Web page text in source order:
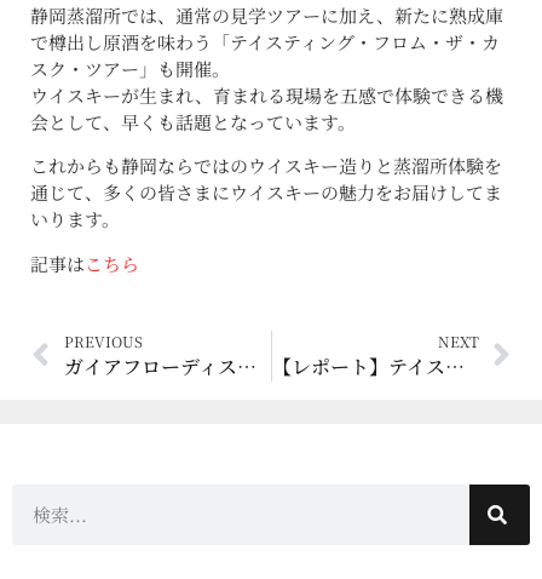
静岡蒸溜所では、通常の見学ツアーに加え、新たに熟成庫
で樽出し原酒を味わう「テイスティング・フロム・ザ・カ
スク・ツアー」も開催。
ウイスキーが生まれ、育まれる現場を五感で体験できる機
会として、早くも話題となっています。
これからも静岡ならではのウイスキー造りと蒸溜所体験を
通じて、多くの皆さまにウイスキーの魅力をお届けしてま
いります。
記事はこちら
PREVIOUS
ガイアフローディスティリング、第14回「洋酒技術研究会賞」を受賞！
NEXT
【レポート】テイスティング・フロム・ザ・カスク・ツアーが始まりました！